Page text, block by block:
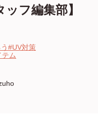
フ編集部】
#UV対策
ム